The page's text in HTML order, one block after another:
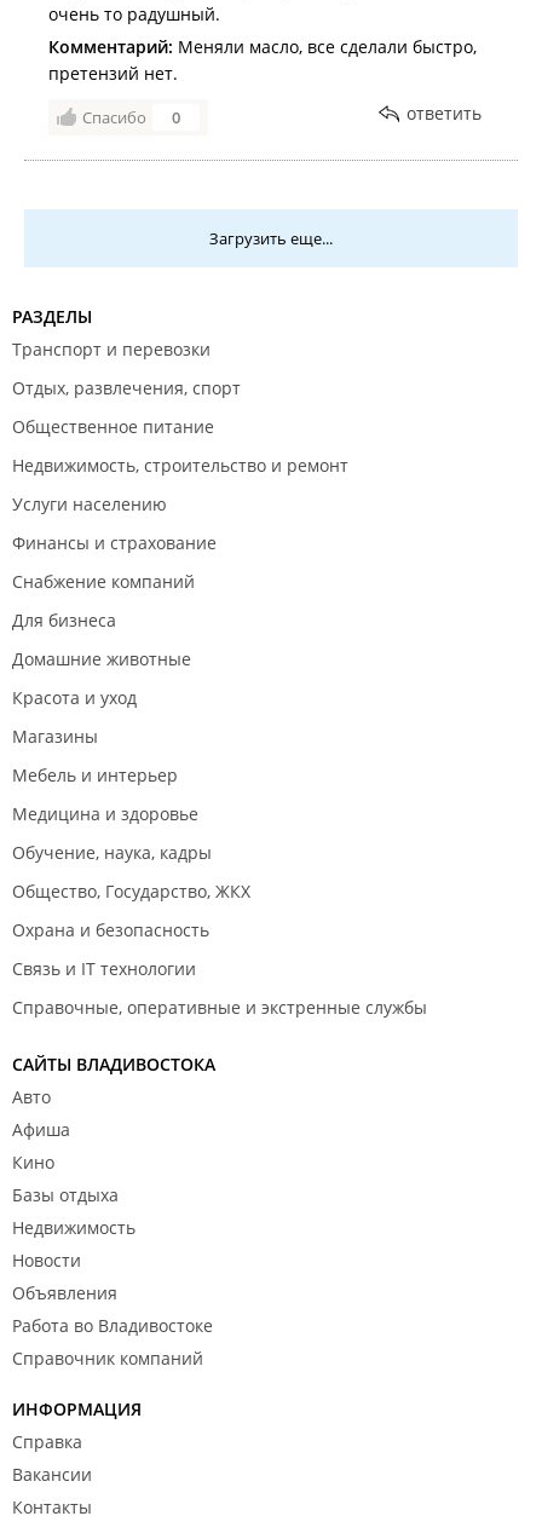
очень то радушный.
Комментарий: Меняли масло, все сделали быстро,
претензий нет.
Спасибо 0 ответить
Загрузить еще...
РАЗДЕЛЫ
Транспорт и перевозки
Отдых, развлечения, спорт
Общественное питание
Недвижимость, строительство и ремонт
Услуги населению
Финансы и страхование
Снабжение компаний
Для бизнеса
Домашние животные
Красота и уход
Магазины
Мебель и интерьер
Медицина и здоровье
Обучение, наука, кадры
Общество, Государство, ЖКХ
Охрана и безопасность
Связь и IT технологии
Справочные, оперативные и экстренные службы
САЙТЫ ВЛАДИВОСТОКА
Авто
Афиша
Кино
Базы отдыха
Недвижимость
Новости
Объявления
Работа во Владивостоке
Справочник компаний
ИНФОРМАЦИЯ
Справка
Вакансии
Контакты